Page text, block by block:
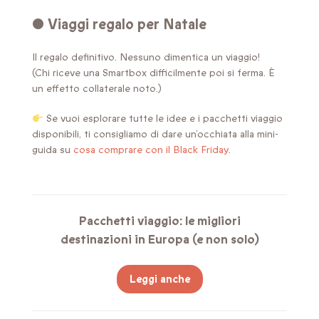
• Viaggi regalo per Natale
Il regalo definitivo. Nessuno dimentica un viaggio!
(Chi riceve una Smartbox difficilmente poi si ferma. È
un effetto collaterale noto.)
Se vuoi esplorare tutte le idee e i pacchetti viaggio
disponibili, ti consigliamo di dare un’occhiata alla mini-
guida su cosa comprare con il Black Friday.
Pacchetti viaggio: le migliori
destinazioni in Europa (e non solo)
Leggi anche